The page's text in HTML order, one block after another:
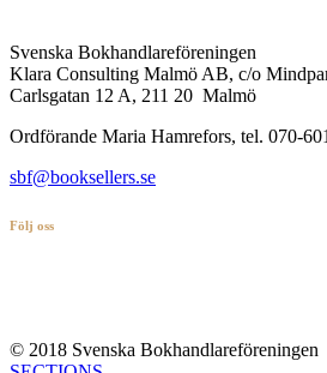
Svenska Bokhandlareföreningen
Klara Consulting Malmö AB, c/o
Carlsgatan 12 A, 211 20 Malmö
Ordförande Maria Hamrefors, tel. 070-
sbf@booksellers.se
Följ oss
© 2018 Svenska Bokhandlareföreningen